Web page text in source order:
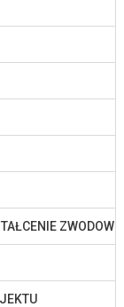
ZWODOWE